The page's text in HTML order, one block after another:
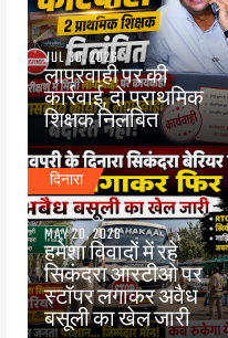
JUL 30, 2026
लापरवाही पर की
कार्रवाई, दो प्राथमिक
शिक्षक निलंबित
दिनारा
MAY 20, 2026
हमेशा विवादों में रहे
सिकंदरा आरटीओ पर
स्टॉपर लगाकर अवैध
बसूली का खेल जारी